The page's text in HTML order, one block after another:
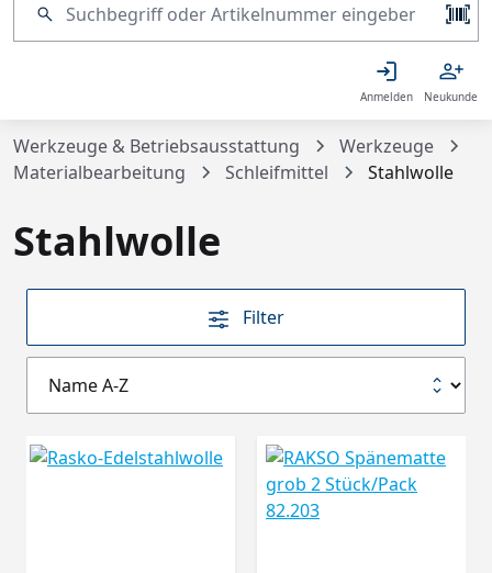
Anmelden Neukunde
Werkzeuge & Betriebsausstattung
Werkzeuge
Materialbearbeitung
Schleifmittel Stahlwolle
Stahlwolle
Filter